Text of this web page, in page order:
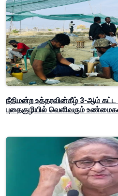
நீதிமன்ற உத்தரவின்கீழ் 3-ஆம்
புதைகுழியில் வெளிவரும்